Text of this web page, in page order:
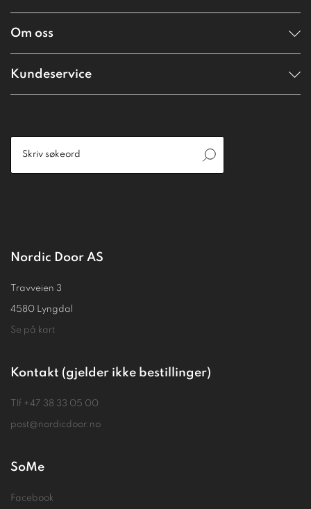
Om oss
Kundeservice
Nordic Door AS
Travveien 3
4580 Lyngdal
Se på kart
Kontakt (gjelder ikke bestillinger)
Tlf +47 38 33 05 00
post@nordicdoor.no
SoMe
Facebook